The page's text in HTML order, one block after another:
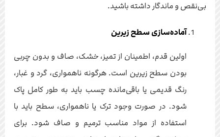
بی‌نقص و ماندگار داشته باشید.
آماده‌سازی سطح زیرین
اولین قدم، اطمینان از تمیز، خشک، صاف و بدون چربی
بودن سطح زیرین است. هرگونه ناهمواری، گرد و غبار،
رنگ قدیمی یا باقی‌مانده چسب باید به طور کامل پاک
شود. در صورت وجود ترک یا ناهمواری، سطح باید با
استفاده از مواد مناسب ترمیم و صاف شود. برای